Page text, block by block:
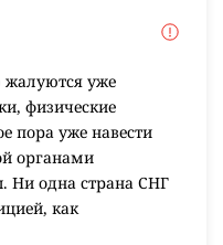
жалуются уже
физические
пора уже навести
органами
Ни одна страна СНГ
как